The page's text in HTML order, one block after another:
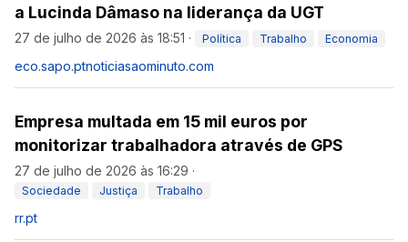
a Lucinda Dâmaso na liderança da UGT
27 de julho de 2026 às 18:51 · Política Trabalho Economia
eco.sapo.ptnoticiasaominuto.com
Empresa multada em 15 mil euros por
monitorizar trabalhadora através de GPS
27 de julho de 2026 às 16:29 ·
Sociedade Justiça Trabalho
rr.pt